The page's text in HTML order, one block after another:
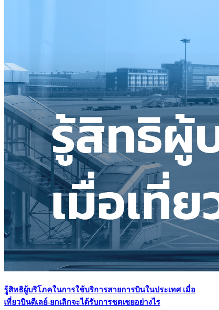
รู้สิทธิผู้บริโภคในการใช้บริการสายการบินในประเทศ เมื่อ
เที่ยวบินดีเลย์-ยกเลิกจะได้รับการชดเชยอย่างไร